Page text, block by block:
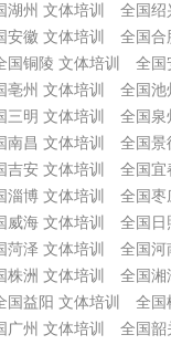
湖州 文体培训
全国绍
安徽 文体培训
全国合
国铜陵 文体培训
全国
亳州 文体培训
全国池
三明 文体培训
全国泉
南昌 文体培训
全国景
吉安 文体培训
全国宜
淄博 文体培训
全国枣
威海 文体培训
全国日
菏泽 文体培训
全国河
株洲 文体培训
全国湘
国益阳 文体培训
全国
广州 文体培训
全国韶